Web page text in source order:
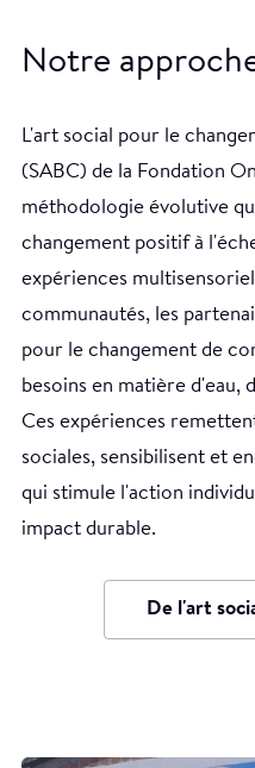
L'art social est une
inspirer le changement
activement les
favoriser le dialogue et
Notre
L'art social pour le
(SABC) de la Fondation
méthodologie évolutive
changement positif à
expériences
communautés, les
pour le changement de
besoins en matière d'eau,
Ces expériences
sociales, sensibilisent et
qui stimule l'action
impact durable.
De l'art
occasion de mobiliser